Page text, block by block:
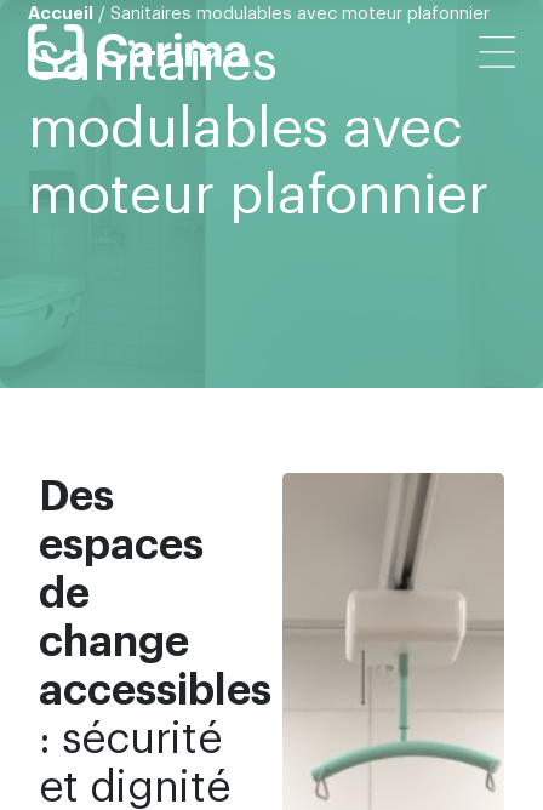
Accueil /Sanitaires modulables avec moteur plafonnier
Sanitaires
modulables avec
moteur plafonnier
Des
espaces
de
change
accessibles
: sécurité
et dignité